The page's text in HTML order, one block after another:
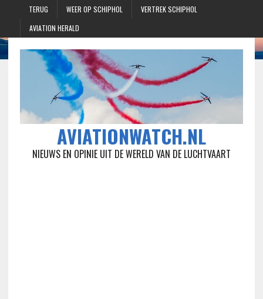
TERUG WEER OP SCHIPHOL
VERTREK SCHIPHOL
AVIATION HERALD
AVIATIONWATCH.NL
NIEUWS EN OPINIE UIT DE WERELD VAN DE LUCHTVAART